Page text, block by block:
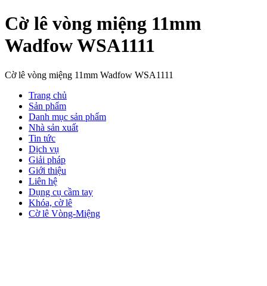
Cờ lê vòng miệng 11mm
Wadfow WSA1111
Cờ lê vòng miệng 11mm Wadfow WSA1111
Trang chủ
Sản phẩm
Danh mục sản phẩm
Nhà sản xuất
Tin tức
Dịch vụ
Giải pháp
Giới thiệu
Liên hệ
Dụng cụ cầm tay
Khóa, cờ lê
Cờ lê Vòng-Miệng